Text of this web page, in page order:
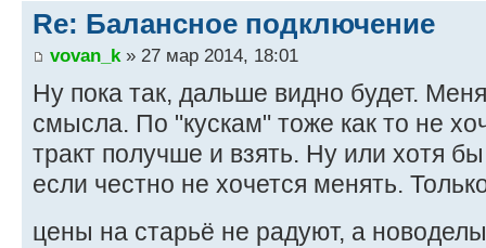
Re: Балансное подключение
vovan_k» 27 мар 2014, 18:01
Ну пока так, дальше видно будет.
смысла. По "кускам" тоже как то не
тракт получше и взять. Ну или хотя
если честно не хочется менять.
цены на старьё не радуют, а